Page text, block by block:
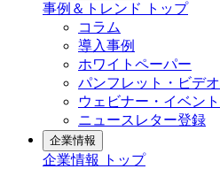
事例＆トレンド トップ
コラム
導入事例
ホワイトペーパー
パンフレット・ビデオ
ウェビナー・イベント
ニュースレター登録
企業情報
企業情報 トップ